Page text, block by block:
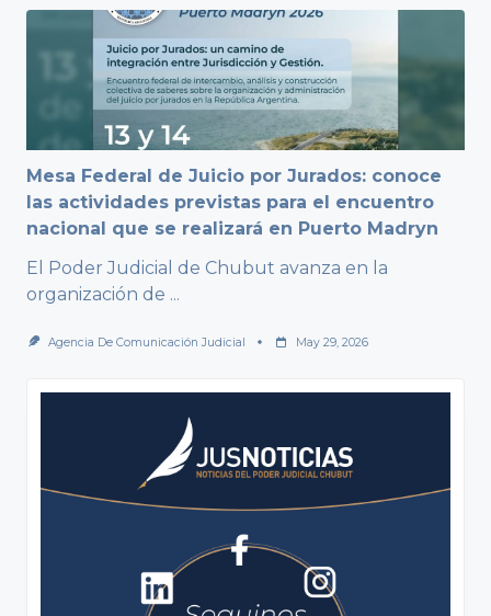
Mesa Federal de Juicio por Jurados: conoce
las actividades previstas para el encuentro
nacional que se realizará en Puerto Madryn
El Poder Judicial de Chubut avanza en la
organización de ...
Agencia De Comunicación Judicial May 29, 2026